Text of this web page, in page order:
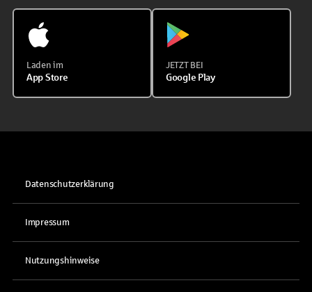
Laden im
App Store
JETZT BEI
Google Play
Datenschutzerklärung
Impressum
Nutzungshinweise